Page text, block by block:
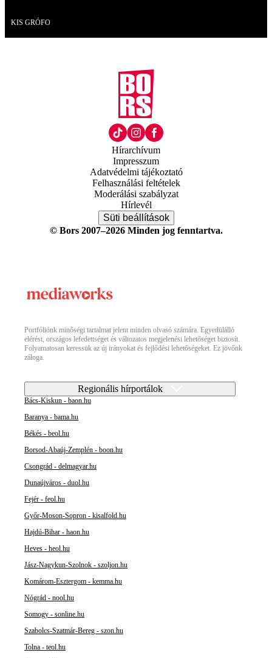
KIS GRÓFO
Hírarchívum
Impresszum
Adatvédelmi tájékoztató
Felhasználási feltételek
Moderálási szabályzat
Hírlevél
Süti beállítások
© Bors 2007–2026 Minden jog fenntartva.
Portfóliónk minőségi tartalmat jelent minden olvasó számára. Egyedülálló
elérést, országos lefedettséget és változatos megjelenési lehetőséget biztosít.
Folyamatosan keressük az új irányokat és fejlődési lehetőségeket. Ez jövőnk
záloga.
Regionális hírportálok
Bács-Kiskun - baon.hu
Baranya - bama.hu
Békés - beol.hu
Borsod-Abaúj-Zemplén - boon.hu
Csongrád - delmagyar.hu
Dunaújváros - duol.hu
Fejér - feol.hu
Győr-Moson-Sopron - kisalfold.hu
Hajdú-Bihar - haon.hu
Heves - heol.hu
Jász-Nagykun-Szolnok - szoljon.hu
Komárom-Esztergom - kemma.hu
Nógrád - nool.hu
Somogy - sonline.hu
Szabolcs-Szatmár-Bereg - szon.hu
Tolna - teol.hu